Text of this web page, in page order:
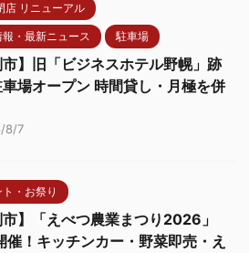
店 リニューアル
・最新ニュース 駐車場
市】旧「ビジネスホテル野幌」跡
場オープン 時間貸し・月極を併
8/7
・お祭り
市】「えべつ農業まつり2026」
！キッチンカー・野菜即売・え